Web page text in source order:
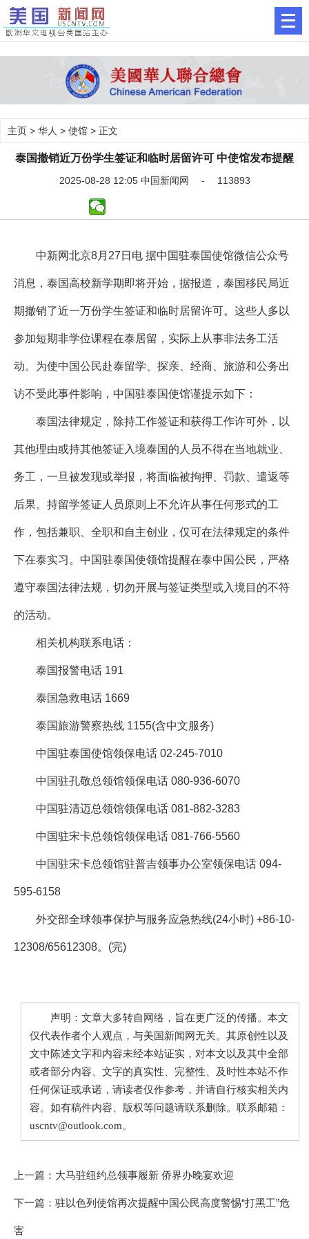
主页 > 华人 > 使馆 > 正文
泰国撤销近万份学生签证和临时居留许可 中使馆发布提醒
2025-08-28 12:05 中国新闻网 - 113893
中新网北京8月27日电 据中国驻泰国使馆微信公众号
消息，泰国高校新学期即将开始，据报道，泰国移民局近
期撤销了近一万份学生签证和临时居留许可。这些人多以
参加短期非学位课程在泰居留，实际上从事非法务工活
动。为使中国公民赴泰留学、探亲、经商、旅游和公务出
访不受此事件影响，中国驻泰国使馆谨提示如下：
泰国法律规定，除持工作签证和获得工作许可外，以
其他理由或持其他签证入境泰国的人员不得在当地就业、
务工，一旦被发现或举报，将面临被拘押、罚款、遣返等
后果。持留学签证人员原则上不允许从事任何形式的工
作，包括兼职、全职和自主创业，仅可在法律规定的条件
下在泰实习。中国驻泰国使领馆提醒在泰中国公民，严格
遵守泰国法律法规，切勿开展与签证类型或入境目的不符
的活动。
相关机构联系电话：
泰国报警电话 191
泰国急救电话 1669
泰国旅游警察热线 1155(含中文服务)
中国驻泰国使馆领保电话 02-245-7010
中国驻孔敬总领馆领保电话 080-936-6070
中国驻清迈总领馆领保电话 081-882-3283
中国驻宋卡总领馆领保电话 081-766-5560
中国驻宋卡总领馆驻普吉领事办公室领保电话 094-
595-6158
外交部全球领事保护与服务应急热线(24小时) +86-10-
12308/65612308。(完)
声明：文章大多转自网络，旨在更广泛的传播。本文
仅代表作者个人观点，与美国新闻网无关。其原创性以及
文中陈述文字和内容未经本站证实，对本文以及其中全部
或者部分内容、文字的真实性、完整性、及时性本站不作
任何保证或承诺，请读者仅作参考，并请自行核实相关内
容。如有稿件内容、版权等问题请联系删除。联系邮箱：
uscntv@outlook.com。
上一篇： 大马驻纽约总领事履新 侨界办晚宴欢迎
下一篇： 驻以色列使馆再次提醒中国公民高度警惕“打黑工”危
害